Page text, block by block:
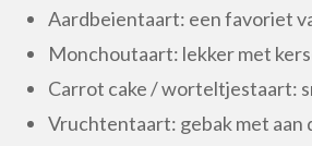
Aardbeientaart: een favoriet
Monchoutaart: lekker met
Carrot cake / worteltjestaart:
Vruchtentaart: gebak met